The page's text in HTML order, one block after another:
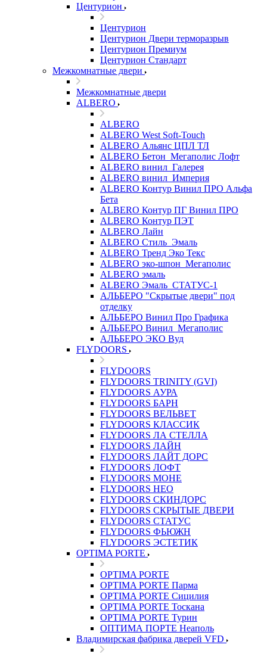
Центурион
Центурион
Центурион Двери терморазрыв
Центурион Премиум
Центурион Стандарт
Межкомнатные двери
Межкомнатные двери
ALBERO
ALBERO
ALBERO West Soft-Touch
ALBERO Альянс ЦПЛ ТЛ
ALBERO Бетон_Мегаполис Лофт
ALBERO винил_Галерея
ALBERO винил_Империя
ALBERO Контур Винил ПРО Альфа
Бета
ALBERO Контур ПГ Винил ПРО
ALBERO Контур ПЭТ
ALBERO Лайн
ALBERO Стиль_Эмаль
ALBERO Тренд Эко Текс
ALBERO эко-шпон_Мегаполис
ALBERO эмаль
ALBERO Эмаль_СТАТУС-1
АЛЬБЕРО "Скрытые двери" под
отделку
АЛЬБЕРО Винил Про Графика
АЛЬБЕРО Винил_Мегаполис
АЛЬБЕРО ЭКО Вуд
FLYDOORS
FLYDOORS
FLYDOORS TRINITY (GVI)
FLYDOORS АУРА
FLYDOORS БАРН
FLYDOORS ВЕЛЬВЕТ
FLYDOORS КЛАССИК
FLYDOORS ЛА СТЕЛЛА
FLYDOORS ЛАЙН
FLYDOORS ЛАЙТ ДОРС
FLYDOORS ЛОФТ
FLYDOORS МОНЕ
FLYDOORS НЕО
FLYDOORS СКИНДОРС
FLYDOORS СКРЫТЫЕ ДВЕРИ
FLYDOORS СТАТУС
FLYDOORS ФЬЮЖН
FLYDOORS ЭСТЕТИК
OPTIMA PORTE
OPTIMA PORTE
OPTIMA PORTE Парма
OPTIMA PORTE Сицилия
OPTIMA PORTE Тоскана
OPTIMA PORTE Турин
ОПТИМА ПОРТЕ Неаполь
Владимирская фабрика дверей VFD